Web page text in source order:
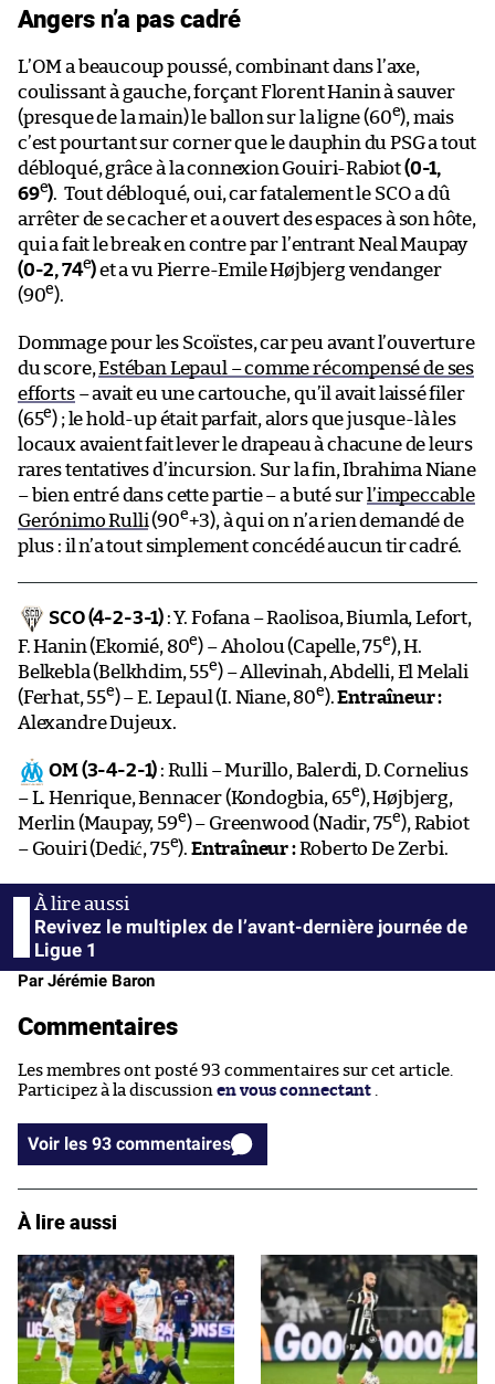
Angers n’a pas cadré
L’OM a beaucoup poussé, combinant dans l’axe,
coulissant à gauche, forçant Florent Hanin à sauver
(presque de la main) le ballon sur la ligne (60e), mais
c’est pourtant sur corner que le dauphin du PSG a tout
débloqué, grâce à la connexion Gouiri-Rabiot(0-1,
69e). Tout débloqué, oui, car fatalement le SCO a dû
arrêter de se cacher et a ouvert des espaces à son hôte,
qui a fait le break en contre par l’entrant Neal Maupay
(0-2, 74e)et a vu Pierre-Emile Højbjerg vendanger
(90e).
Dommage pour les Scoïstes, car peu avant l’ouverture
du score,Estéban Lepaul – comme récompensé de ses
efforts– avait eu une cartouche, qu’il avait laissé filer
(65e) ; le hold-up était parfait, alors que jusque-là les
locaux avaient fait lever le drapeau à chacune de leurs
rares tentatives d’incursion. Sur la fin, Ibrahima Niane
– bien entré dans cette partie – a buté sur l’impeccable
Gerónimo Rulli(90e+3), à qui on n’a rien demandé de
plus : il n’a tout simplement concédé aucun tir cadré.
SCO (4-2-3-1): Y. Fofana – Raolisoa, Biumla, Lefort,
F. Hanin (Ekomié, 80e) – Aholou (Capelle, 75e), H.
Belkebla (Belkhdim, 55e) – Allevinah, Abdelli, El Melali
(Ferhat, 55e) – E. Lepaul (I. Niane, 80e).Entraîneur :
Alexandre Dujeux.
OM (3-4-2-1) : Rulli – Murillo, Balerdi, D. Cornelius
– L. Henrique, Bennacer (Kondogbia, 65e), Højbjerg,
Merlin (Maupay, 59e) – Greenwood (Nadir, 75e), Rabiot
– Gouiri (Dedić, 75e). Entraîneur :Roberto De Zerbi.
Revivez le multiplex de l’avant-dernière journée de
Ligue 1
Par Jérémie Baron
Commentaires
Les membres ont posté 93 commentaires sur cet article.
Participez à la discussion en vous connectant .
Voir les 93 commentaires
À lire aussi